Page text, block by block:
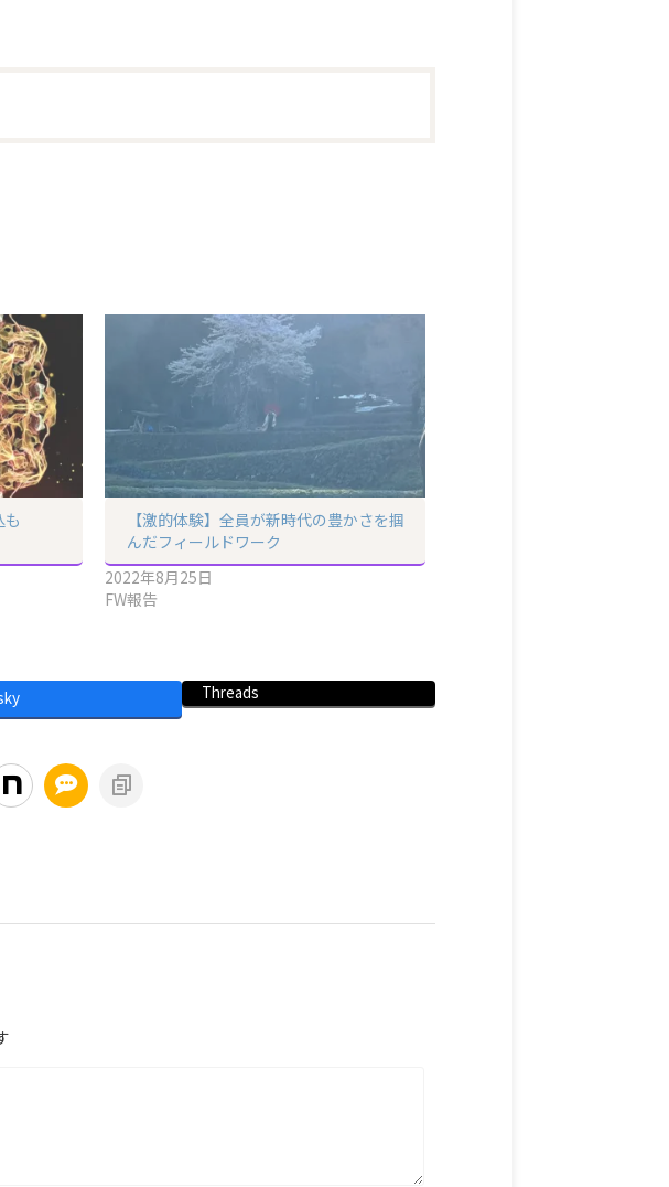
【激的体験】全員が新時代の豊かさを掴
んだフィールドワーク
2022年8月25日
FW報告
Threads